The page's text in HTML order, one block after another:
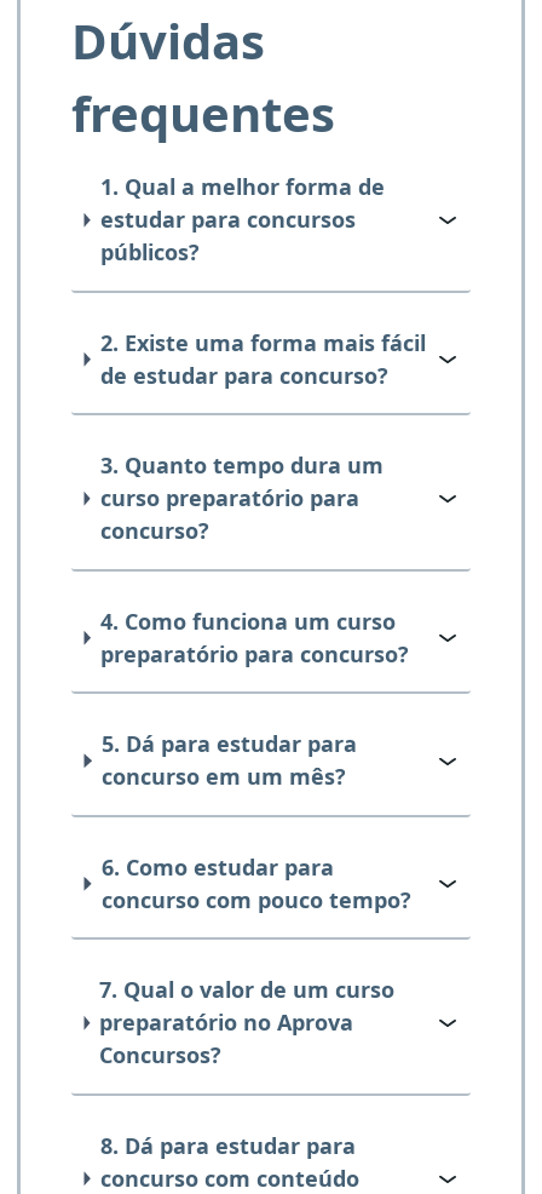
Dúvidas
frequentes
1. Qual a melhor forma de
estudar para concursos
públicos?
2. Existe uma forma mais fácil
de estudar para concurso?
3. Quanto tempo dura um
curso preparatório para
concurso?
4. Como funciona um curso
preparatório para concurso?
5. Dá para estudar para
concurso em um mês?
6. Como estudar para
concurso com pouco tempo?
7. Qual o valor de um curso
preparatório no Aprova
Concursos?
8. Dá para estudar para
concurso com conteúdo